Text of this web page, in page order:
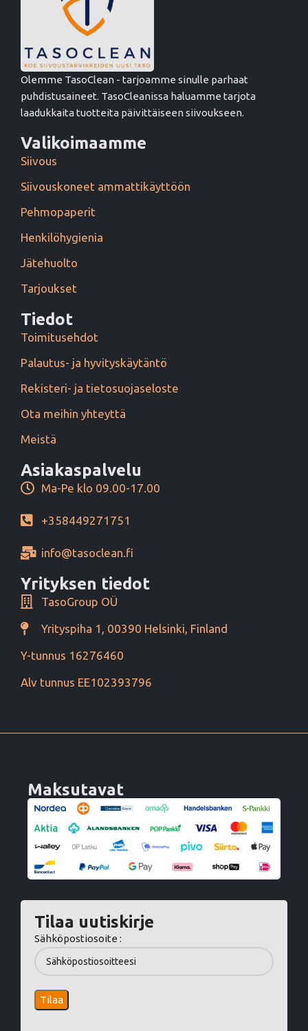
Olemme TasoClean - tarjoamme sinulle parhaat
puhdistusaineet. TasoCleanissa haluamme tarjota
laadukkaita tuotteita päivittäiseen siivoukseen.
Valikoimaamme
Siivous
Siivouskoneet ammattikäyttöön
Pehmopaperit
Henkilöhygienia
Jätehuolto
Tarjoukset
Tiedot
Toimitusehdot
Palautus- ja hyvityskäytäntö
Rekisteri- ja tietosuojaseloste
Ota meihin yhteyttä
Meistä
Asiakaspalvelu
Ma-Pe klo 09.00-17.00
+358449271751
info@tasoclean.fi
Yrityksen tiedot
TasoGroup OÜ
Yrityspiha 1, 00390 Helsinki, Finland
Y-tunnus 16276460
Alv tunnus EE102393796
Maksutavat
Tilaa uutiskirje
Sähköpostiosoite :